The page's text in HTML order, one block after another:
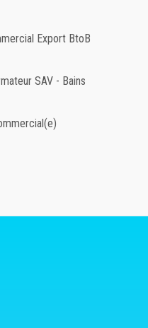
Export BtoB
SAV - Bains